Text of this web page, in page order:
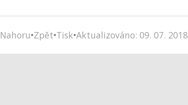
Nahoru•Zpět•Tisk•Aktualizováno: 09. 07. 2018